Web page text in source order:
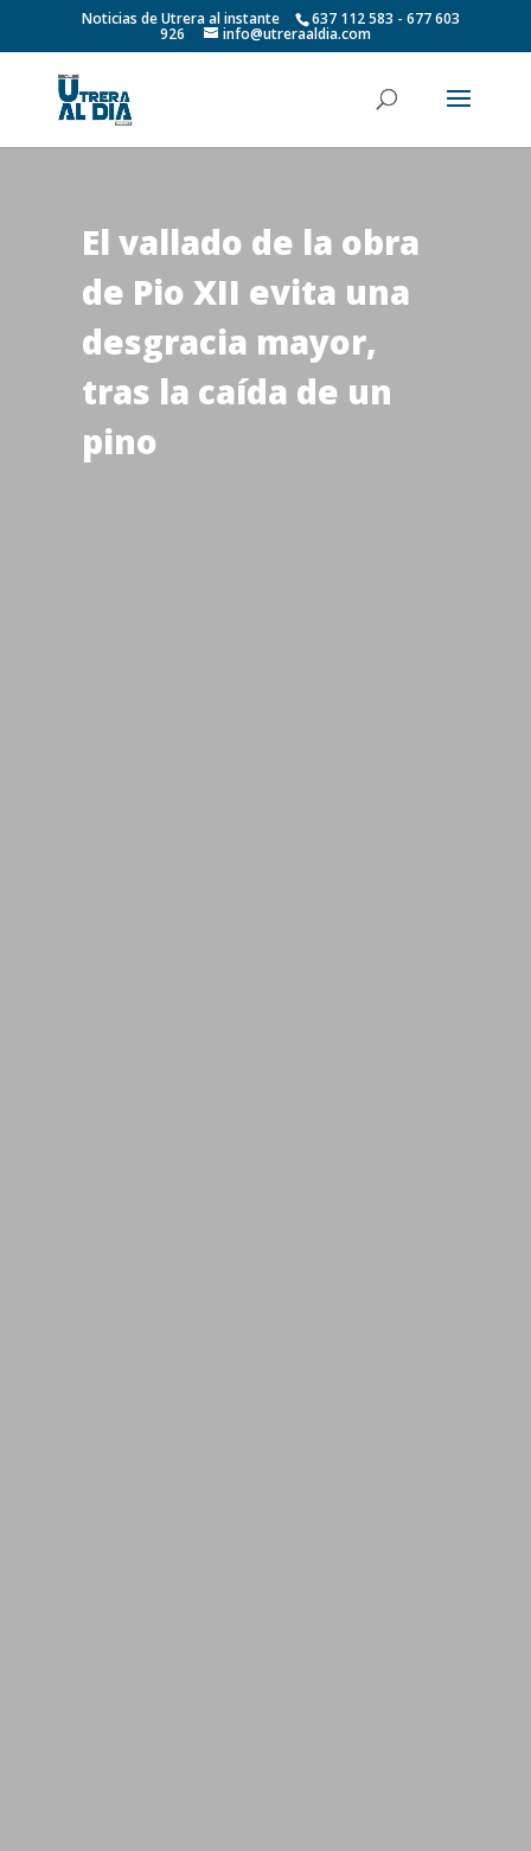
Noticias de Utrera al instante 637 112 583 - 677 603
926 info@utreraaldia.com
El vallado de la obra
de Pio XII evita una
desgracia mayor,
tras la caída de un
pino